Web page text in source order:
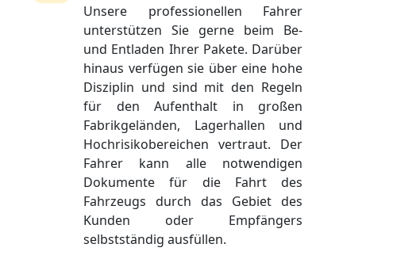
Unsere professionellen Fahrer
unterstützen Sie gerne beim Be-
und Entladen Ihrer Pakete. Darüber
hinaus verfügen sie über eine hohe
Disziplin und sind mit den Regeln
für den Aufenthalt in großen
Fabrikgeländen, Lagerhallen und
Hochrisikobereichen vertraut. Der
Fahrer kann alle notwendigen
Dokumente für die Fahrt des
Fahrzeugs durch das Gebiet des
Kunden oder Empfängers
selbstständig ausfüllen.